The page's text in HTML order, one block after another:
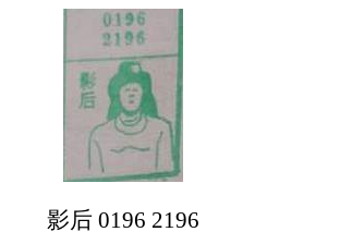
日
影后 0196 2196